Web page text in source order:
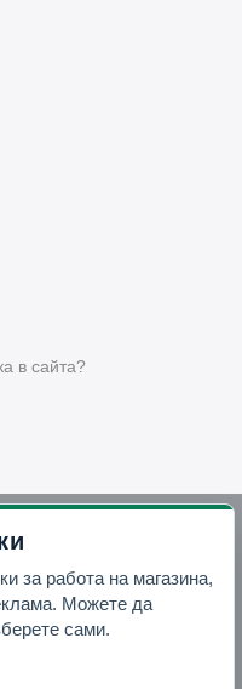
в сайта?
за работа на магазина,
Можете да
сами.